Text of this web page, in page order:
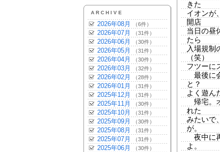
ARCHIVE
2026年08月 （6件）
2026年07月 （31件）
2026年06月 （30件）
2026年05月 （31件）
2026年04月 （30件）
2026年03月 （32件）
2026年02月 （28件）
2026年01月 （31件）
2025年12月 （31件）
2025年11月 （30件）
2025年10月 （31件）
2025年09月 （30件）
2025年08月 （31件）
2025年07月 （31件）
2025年06月 （30件）
きた
イオンが
開店
当日の昼
たら
入場規制
（笑）
フツーに
最後に
と？
よく遊ん
帰宅。
れた
みたいで
が。
夜中に
よ。